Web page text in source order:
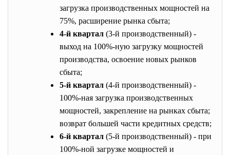
загрузка производственных мощностей на
75%, расширение рынка сбыта;
4-й квартал (3-й производственный) -
выход на 100%-ную загрузку мощностей
производства, освоение новых рынков
сбыта;
5-й квартал (4-й производственный) -
100%-ная загрузка производственных
мощностей, закрепление на рынках сбыта;
возврат большей части кредитных средств;
6-й квартал (5-й производственный) - при
100%-ной загрузке мощностей и